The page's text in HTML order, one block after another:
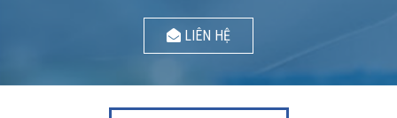
LIÊN HỆ